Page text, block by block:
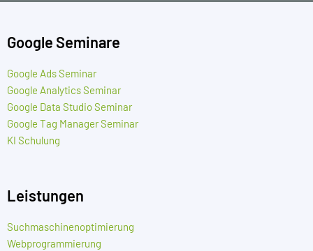
Google Seminare
Google Ads Seminar
Google Analytics Seminar
Google Data Studio Seminar
Google Tag Manager Seminar
KI Schulung
Leistungen
Suchmaschinenoptimierung
Webprogrammierung